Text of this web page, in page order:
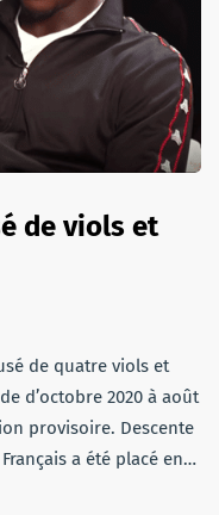
de viols et
de quatre viols et
d’octobre 2020 à août
provisoire. Descente
a été placé en…